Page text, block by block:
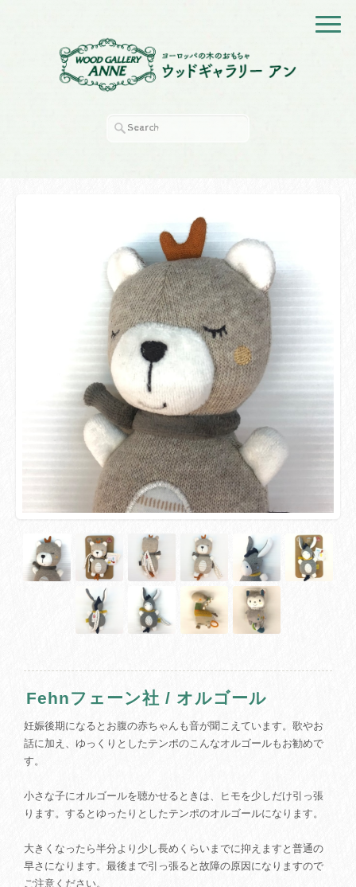
Fehnフェーン社 / オルゴール
妊娠後期になるとお腹の赤ちゃんも音が聞こえています。歌やお
話に加え、ゆっくりとしたテンポのこんなオルゴールもお勧めで
す。
小さな子にオルゴールを聴かせるときは、ヒモを少しだけ引っ張
ります。するとゆったりとしたテンポのオルゴールになります。
大きくなったら半分より少し長めくらいまでに抑えますと普通の
早さになります。最後まで引っ張ると故障の原因になりますので
ご注意ください。